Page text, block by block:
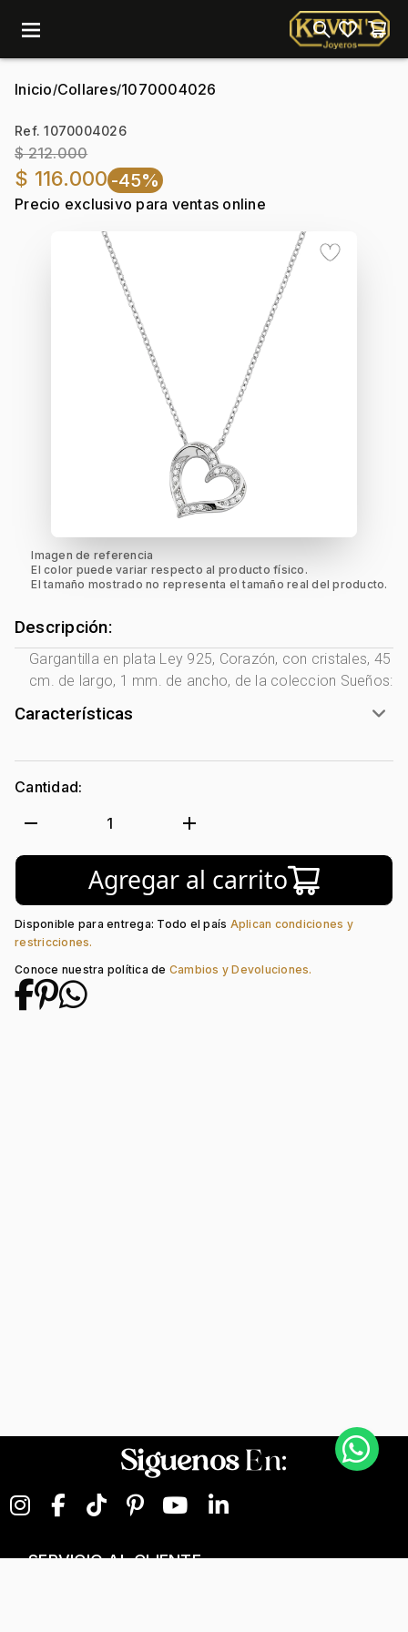
menu
Inicio/Collares/1070004026
Ref. 1070004026
$ 212.000
$ 116.000-45%
Precio exclusivo para ventas online
Imagen de referencia
El color puede variar respecto al producto físico.
El tamaño mostrado no representa el tamaño real del producto.
Descripción:
Gargantilla en plata Ley 925, Corazón, con cristales, 45
cm. de largo, 1 mm. de ancho, de la coleccion Sueños:
Características
Género: Mujer
Tono Metal:
Metal: Plata Ley 925
Corazón
Tipo de terminado: Liso
Tipo de Broche: Pico Loro
Piedra central:
Cristal
Cantidad:
remove 1 add
Agregar al carrito
Disponible para entrega: Todo el país Aplican condiciones y
restricciones.
Conoce nuestra política de Cambios y Devoluciones.
SiguenosEn:
SERVICIO AL CLIENTE